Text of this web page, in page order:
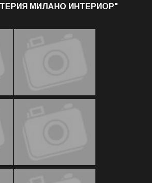
МИЛАНО ИНТЕРИОР"